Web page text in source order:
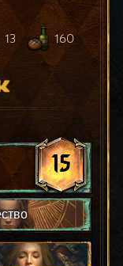
13 160
15